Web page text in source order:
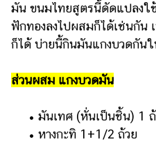
มัน ขนมไทยสูตรนี้ดัดแปลงใ
ฟักทองลงไปผสมก็ได้เช่นกัน
ก็ได้ บ่ายนี้กินมันแกงบวดกัน
ส่วนผสม แกงบวดมัน
• มันเทศ (หั่นเป็นชิ้น) 1
• หางกะทิ 1+1/2 ถ้วย